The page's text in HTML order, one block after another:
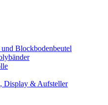
Blockbodenbeutel
Display & Aufsteller